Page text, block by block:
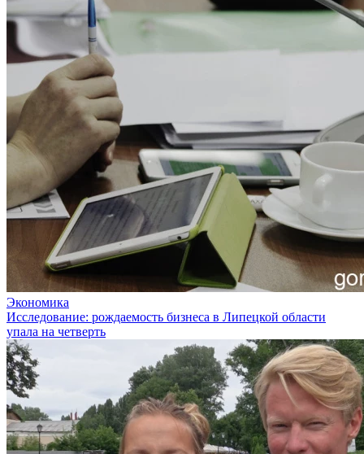
Экономика
Исследование: рождаемость бизнеса в Липецкой области
упала на четверть